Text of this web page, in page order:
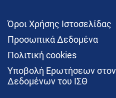
Όροι Χρήσης Ιστοσελίδας
Προσωπικά Δεδομένα
Πολιτική cookies
Υποβολή Ερωτήσεων
Δεδομένων του ΙΣΘ